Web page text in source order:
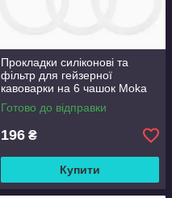
Прокладки силіконові та
фільтр для гейзерної
кавоварки на 6 чашок Moka
Pot Espresso
Готово до відправки
196 ₴
Купити